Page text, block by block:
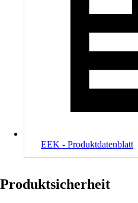
EEK - Produktdatenblatt
Produktsicherheit